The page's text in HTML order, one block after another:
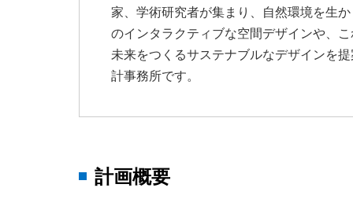
家、学術研究者が集まり、自然環境を生
のインタラクティブな空間デザインや、
未来をつくるサステナブルなデザインを
計事務所です。
計画概要